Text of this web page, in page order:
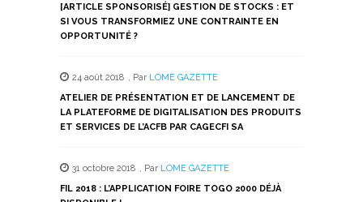
[ARTICLE SPONSORISÉ] GESTION DE STOCKS : ET
SI VOUS TRANSFORMIEZ UNE CONTRAINTE EN
OPPORTUNITÉ ?
24 août 2018 , Par LOME GAZETTE
ATELIER DE PRÉSENTATION ET DE LANCEMENT DE
LA PLATEFORME DE DIGITALISATION DES PRODUITS
ET SERVICES DE L’ACFB PAR CAGECFI SA
31 octobre 2018 , Par LOME GAZETTE
FIL 2018 : L’APPLICATION FOIRE TOGO 2000 DÉJÀ